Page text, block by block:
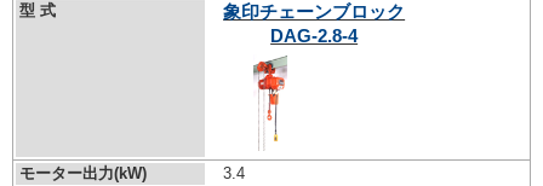
型 式
象印チェーンブロック
DAG-2.8-4
モーター出力(kW)
3.4